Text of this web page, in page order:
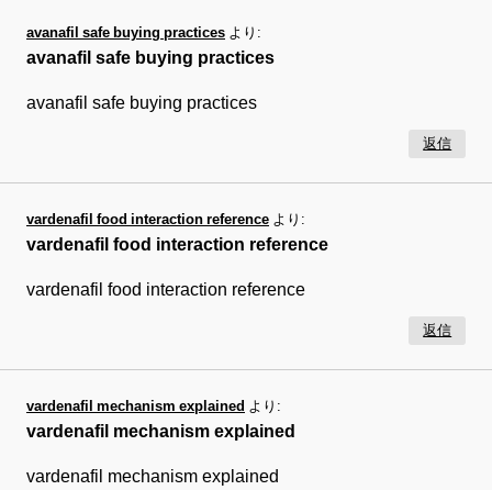
avanafil safe buying practices より:
avanafil safe buying practices
avanafil safe buying practices
返信
vardenafil food interaction reference より:
vardenafil food interaction reference
vardenafil food interaction reference
返信
vardenafil mechanism explained より:
vardenafil mechanism explained
vardenafil mechanism explained